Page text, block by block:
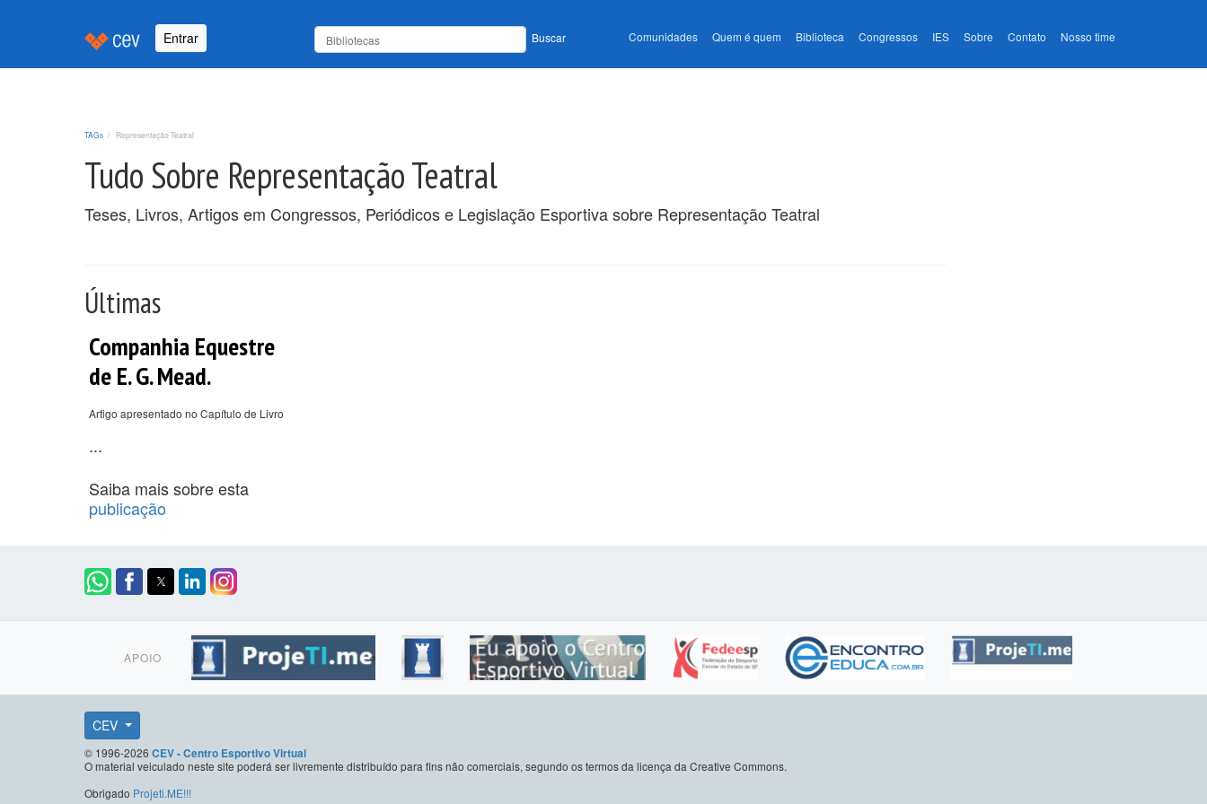
Entrar Buscar Comunidades Quem é quem Biblioteca Congressos IES Sobre Contato Nosso time
TAGs Representação Teatral
Tudo Sobre Representação Teatral
Teses, Livros, Artigos em Congressos, Periódicos e Legislação Esportiva sobre Representação Teatral
Últimas
Companhia Equestre
de E. G. Mead.
Artigo apresentado no Capítulo de Livro
...
Saiba mais sobre esta
publicação
APOIO
CEV
© 1996-2026 CEV - Centro Esportivo Virtual
O material veiculado neste site poderá ser livremente distribuído para fins não comerciais, segundo os termos da licença da Creative Commons.
Obrigado Projeti.ME!!!